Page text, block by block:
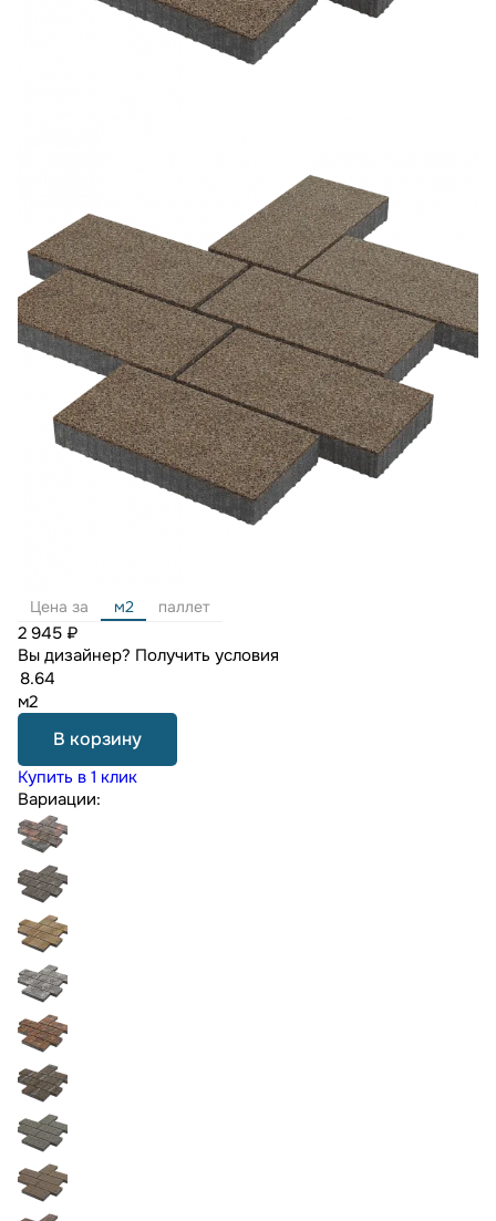
Цена за м2 паллет
2 945 ₽
Вы дизайнер? Получить условия
м2
В корзину
Купить в 1 клик
Вариации: